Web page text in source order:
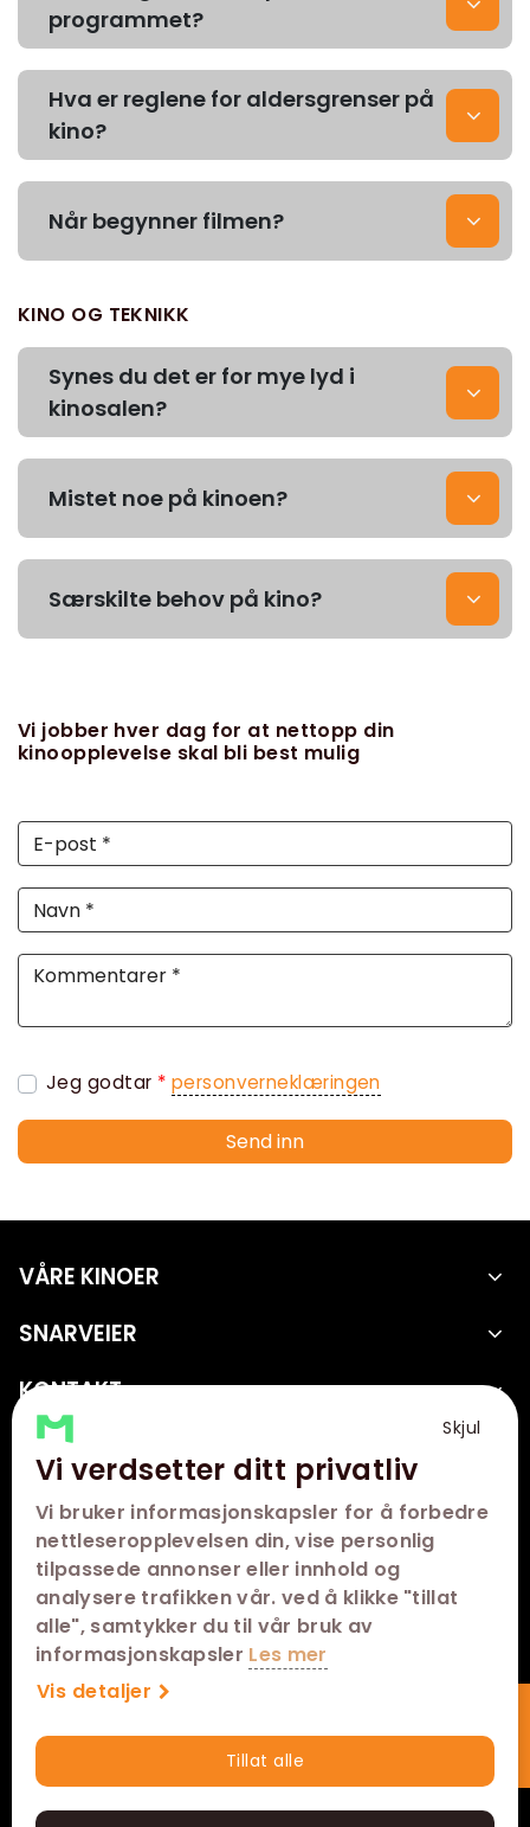
Skjul
Vi verdsetter ditt privatliv
Vi bruker informasjonskapsler for å forbedre
nettleseropplevelsen din, vise personlig
tilpassede annonser eller innhold og
analysere trafikken vår. ved å klikke "tillat
alle", samtykker du til vår bruk av
informasjonskapsler Les mer
Vis detaljer
Tillat alle
programmet?
Hva er reglene for aldersgrenser på
kino?
Når begynner filmen?
KINO OG TEKNIKK
Synes du det er for mye lyd i
kinosalen?
Mistet noe på kinoen?
Særskilte behov på kino?
Vi jobber hver dag for at nettopp din
kinoopplevelse skal bli best mulig
Jeg godtar * personverneklæringen
Send inn
VÅRE KINOER
SNARVEIER
KONTAKT
FØLG OSS